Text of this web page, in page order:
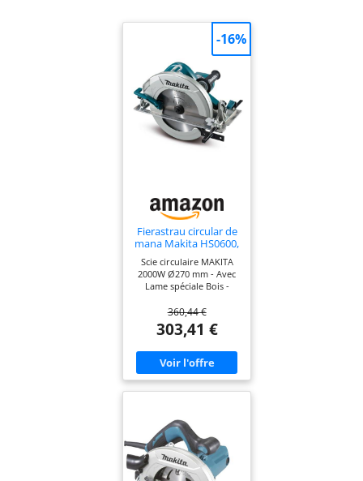
Fierastrau circular de
mana Makita HS0600,
270mm, 2000W
Scie circulaire MAKITA
2000W Ø270 mm - Avec
Lame spéciale Bois -
360,44 €
303,41 €
-16%